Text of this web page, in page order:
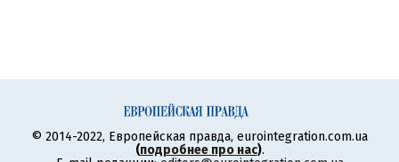
© 2014-2022, Европейская правда, eurointegration.com.ua
(подробнее про нас).